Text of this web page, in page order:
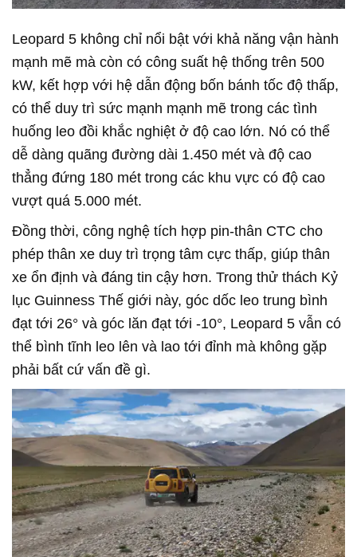
Leopard 5 không chỉ nổi bật với khả năng vận hành
mạnh mẽ mà còn có công suất hệ thống trên 500
kW, kết hợp với hệ dẫn động bốn bánh tốc độ thấp,
có thể duy trì sức mạnh mạnh mẽ trong các tình
huống leo đồi khắc nghiệt ở độ cao lớn. Nó có thể
dễ dàng quãng đường dài 1.450 mét và độ cao
thẳng đứng 180 mét trong các khu vực có độ cao
vượt quá 5.000 mét.
Đồng thời, công nghệ tích hợp pin-thân CTC cho
phép thân xe duy trì trọng tâm cực thấp, giúp thân
xe ổn định và đáng tin cậy hơn. Trong thử thách Kỷ
lục Guinness Thế giới này, góc dốc leo trung bình
đạt tới 26° và góc lăn đạt tới -10°, Leopard 5 vẫn có
thể bình tĩnh leo lên và lao tới đỉnh mà không gặp
phải bất cứ vấn đề gì.